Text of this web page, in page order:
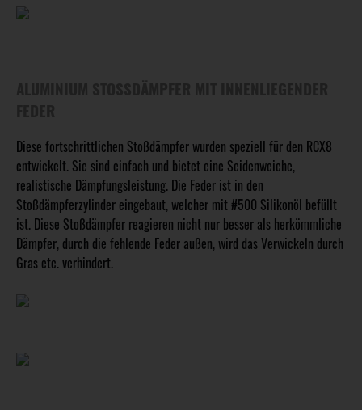
Diese fortschrittlichen Stoßdämpfer wurden speziell für den RCX8
entwickelt. Sie sind einfach und bietet eine Seidenweiche,
realistische Dämpfungsleistung. Die Feder ist in den
Stoßdämpferzylinder eingebaut, welcher mit #500 Silikonöl befüllt
ist. Diese Stoßdämpfer reagieren nicht nur besser als herkömmliche
Dämpfer, durch die fehlende Feder außen, wird das Verwickeln durch
Gras etc. verhindert.